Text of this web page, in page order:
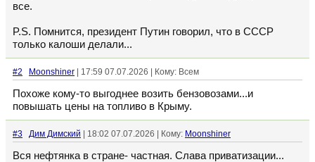
все.
P.S. Помнится, президент Путин говорил, что в СССР
только калоши делали...
#2 Moonshiner | 17:59 07.07.2026 | Кому: Всем
Похоже кому-то выгоднее возить бензовозами...и
повышать цены на топливо в Крыму.
#3 Дим Димский | 18:02 07.07.2026 | Кому: Moonshiner
Вся нефтянка в стране- частная. Слава приватизации...